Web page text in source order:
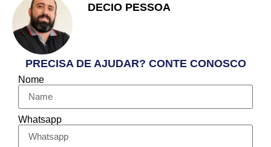
DECIO PESSOA
PRECISA DE AJUDAR? CONTE CONOSCO
Nome
Whatsapp